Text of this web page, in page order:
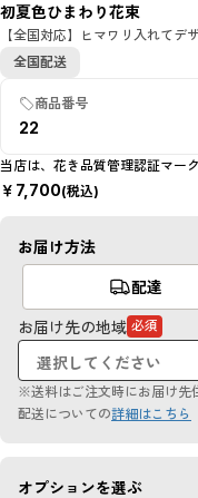
初夏色ひまわり花束
【全国対応】ヒマワリ入れてデ
全国配送
商品番号
22
当店は、花き品質管理認証マー
￥ 7,700(税込)
お届け方法
配達
お届け先の地域 必須
（必
須
項
目）
※送料はご注文時にお届け先
配送についての詳細はこちら
オプションを選ぶ